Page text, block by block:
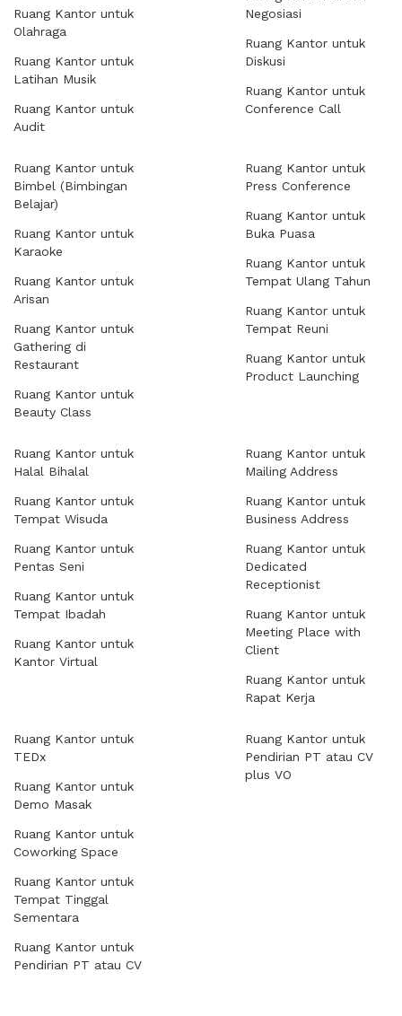
Ruang Kantor untuk
Olahraga
Ruang Kantor untuk
Latihan Musik
Ruang Kantor untuk
Audit
Negosiasi
Ruang Kantor untuk
Diskusi
Ruang Kantor untuk
Conference Call
Ruang Kantor untuk
Bimbel (Bimbingan
Belajar)
Ruang Kantor untuk
Karaoke
Ruang Kantor untuk
Arisan
Ruang Kantor untuk
Gathering di
Restaurant
Ruang Kantor untuk
Beauty Class
Ruang Kantor untuk
Press Conference
Ruang Kantor untuk
Buka Puasa
Ruang Kantor untuk
Tempat Ulang Tahun
Ruang Kantor untuk
Tempat Reuni
Ruang Kantor untuk
Product Launching
Ruang Kantor untuk
Halal Bihalal
Ruang Kantor untuk
Tempat Wisuda
Ruang Kantor untuk
Pentas Seni
Ruang Kantor untuk
Tempat Ibadah
Ruang Kantor untuk
Kantor Virtual
Ruang Kantor untuk
Mailing Address
Ruang Kantor untuk
Business Address
Ruang Kantor untuk
Dedicated
Receptionist
Ruang Kantor untuk
Meeting Place with
Client
Ruang Kantor untuk
Rapat Kerja
Ruang Kantor untuk
TEDx
Ruang Kantor untuk
Demo Masak
Ruang Kantor untuk
Coworking Space
Ruang Kantor untuk
Tempat Tinggal
Sementara
Ruang Kantor untuk
Pendirian PT atau CV
Ruang Kantor untuk
Pendirian PT atau CV
plus VO